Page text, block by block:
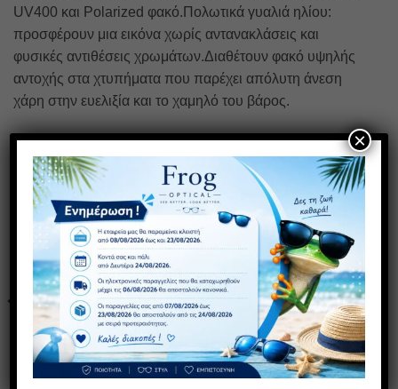
UV400 και Polarized φακό.Πολωτικά γυαλιά ηλίου:
προσφέρουν μια εικόνα χωρίς αντανακλάσεις και
φυσικές αντιθέσεις χρωμάτων.Διαθέτουν φακό υψηλής
αντοχής στα χτυπήματα που παρέχει απόλυτη άνεση
χάρη στην ευελιξία και το χαμηλό του βάρος.
ΣΧΕΤΙΚΆ ΠΡΟΪΌΝΤΑ
Πρόσθήκη
στην λίστα
επιθυμιών
Πρόσθήκη
στην λίστα
επιθυμιών
×